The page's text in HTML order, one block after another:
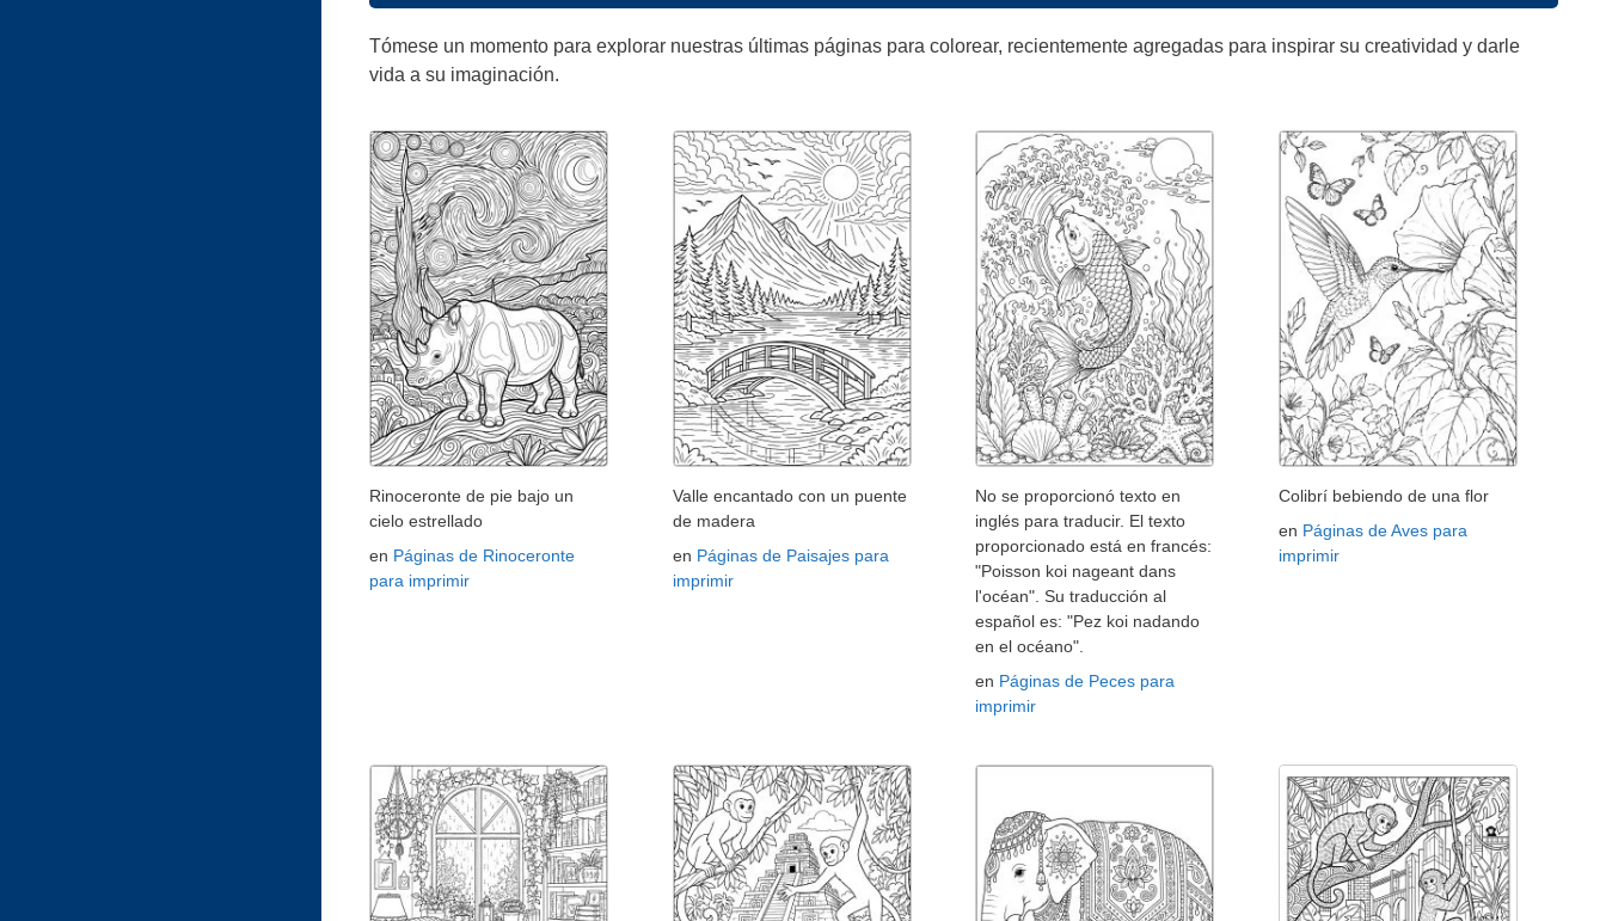
Tómese un momento para explorar nuestras últimas páginas para colorear, recientemente agregadas para inspirar su creatividad y darle
vida a su imaginación.
Rinoceronte de pie bajo un
cielo estrellado
en Páginas de Rinoceronte
para imprimir
Valle encantado con un puente
de madera
en Páginas de Paisajes para
imprimir
No se proporcionó texto en
inglés para traducir. El texto
proporcionado está en francés:
"Poisson koi nageant dans
l'océan". Su traducción al
español es: "Pez koi nadando
en el océano".
en Páginas de Peces para
imprimir
Colibrí bebiendo de una flor
en Páginas de Aves para
imprimir